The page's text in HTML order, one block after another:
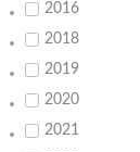
2016
2018
2019
2020
2021